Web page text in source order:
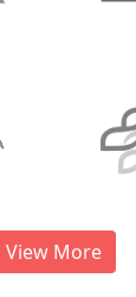
View More